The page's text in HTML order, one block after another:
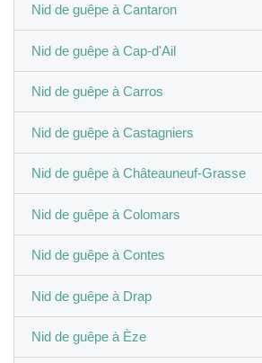
Nid de guêpe à Cantaron
Nid de guêpe à Cap-d'Ail
Nid de guêpe à Carros
Nid de guêpe à Castagniers
Nid de guêpe à Châteauneuf-Grasse
Nid de guêpe à Colomars
Nid de guêpe à Contes
Nid de guêpe à Drap
Nid de guêpe à Èze